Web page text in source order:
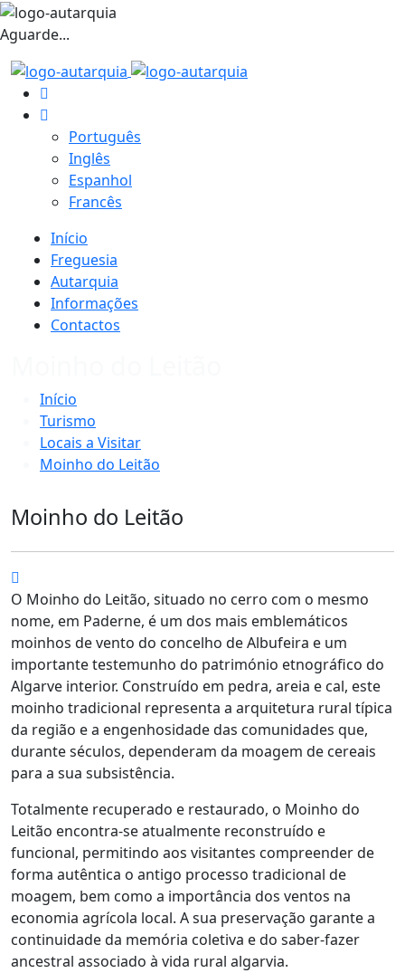
Aguarde...
Português
Inglês
Espanhol
Francês
Início
Freguesia
Autarquia
Informações
Contactos
Início
Turismo
Locais a Visitar
Moinho do Leitão
Moinho do Leitão
O Moinho do Leitão, situado no cerro com o mesmo
nome, em Paderne, é um dos mais emblemáticos
moinhos de vento do concelho de Albufeira e um
importante testemunho do património etnográfico do
Algarve interior. Construído em pedra, areia e cal, este
moinho tradicional representa a arquitetura rural típica
da região e a engenhosidade das comunidades que,
durante séculos, dependeram da moagem de cereais
para a sua subsistência.
Totalmente recuperado e restaurado, o Moinho do
Leitão encontra-se atualmente reconstruído e
funcional, permitindo aos visitantes compreender de
forma autêntica o antigo processo tradicional de
moagem, bem como a importância dos ventos na
economia agrícola local. A sua preservação garante a
continuidade da memória coletiva e do saber-fazer
ancestral associado à vida rural algarvia.